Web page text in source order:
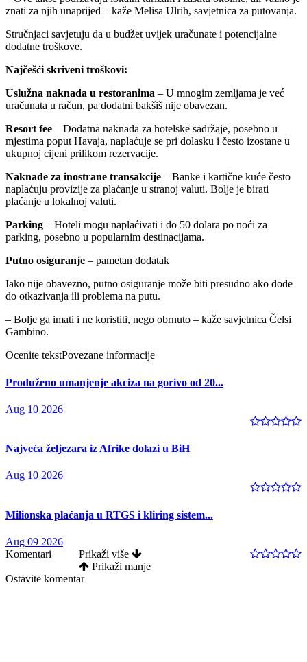
znati za njih unaprijed – kaže Melisa Ulrih, savjetnica za putovanja.
Stručnjaci savjetuju da u budžet uvijek uračunate i potencijalne
dodatne troškove.
Najčešći skriveni troškovi:
Uslužna naknada u restoranima – U mnogim zemljama je već
uračunata u račun, pa dodatni bakšiš nije obavezan.
Resort fee – Dodatna naknada za hotelske sadržaje, posebno u
mjestima poput Havaja, naplaćuje se pri dolasku i često izostane u
ukupnoj cijeni prilikom rezervacije.
Naknade za inostrane transakcije – Banke i kartične kuće često
naplaćuju provizije za plaćanje u stranoj valuti. Bolje je birati
plaćanje u lokalnoj valuti.
Parking – Hoteli mogu naplaćivati i do 50 dolara po noći za
parking, posebno u popularnim destinacijama.
Putno osiguranje – pametan dodatak
Iako nije obavezno, putno osiguranje može biti presudno ako dođe
do otkazivanja ili problema na putu.
– Bolje ga imati i ne koristiti, nego obrnuto – kaže savjetnica Čelsi
Gambino.
Ocenite tekstPovezane informacije
Produženo umanjenje akciza na gorivo od 20...
Aug 10 2026
Najveća željezara iz Afrike dolazi u BiH
Aug 10 2026
Milionska plaćanja u RTGS i kliring sistem...
Aug 09 2026
Komentari
Prikaži više
Prikaži manje
Ostavite komentar